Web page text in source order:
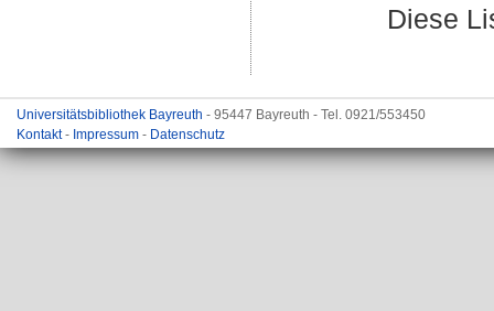
Diese
Universitätsbibliothek Bayreuth - 95447 Bayreuth - Tel. 0921/553450
Kontakt- Impressum - Datenschutz